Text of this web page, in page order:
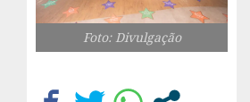
Foto: Divulgação